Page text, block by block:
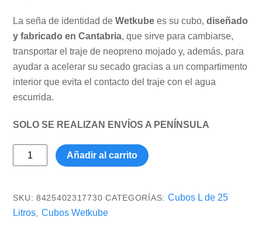
La seña de identidad deWetkubees su cubo,diseñado
y fabricado en Cantabria, que sirve para cambiarse,
transportar el traje de neopreno mojado y, además, para
ayudar a acelerar su secado gracias a un compartimento
interior que evita el contacto del traje con el agua
escurrida.
SOLO SE REALIZAN ENVÍOS A PENÍNSULA
WETKUBE
|
25L
para
Añadir al carrito
SKU:8425402317730 CATEGORÍAS: Cubos L de 25
Litros, Cubos Wetkube